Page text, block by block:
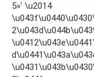
5»’ \u2014